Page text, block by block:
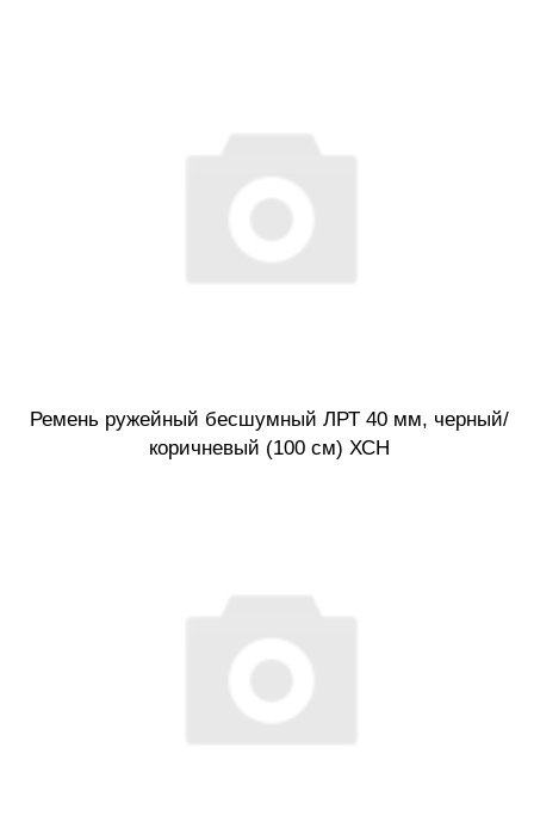
Ремень ружейный бесшумный ЛРТ 40 мм, черный/
коричневый (100 см) ХСН